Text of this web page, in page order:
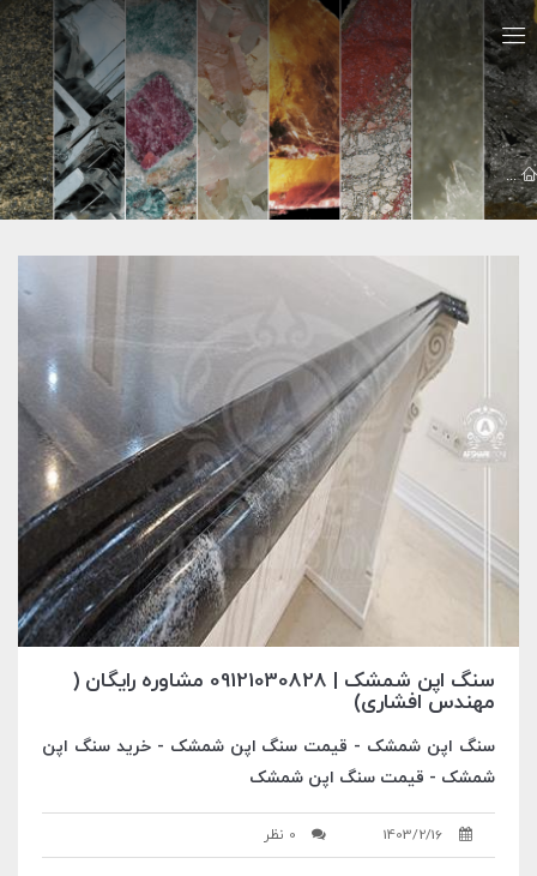
معرفي سايت ها سنگ اپن شمشک سنگ اپن شمشک | 09121030828 مشاوره رایگان ( مهندس افشاری)
سنگ اپن شمشک | 09121030828 مشاوره رایگان (
مهندس افشاری)
سنگ اپن شمشک - قیمت سنگ اپن شمشک - خرید سنگ اپن
شمشک - قیمت سنگ اپن شمشک
1403/2/16 0 نظر